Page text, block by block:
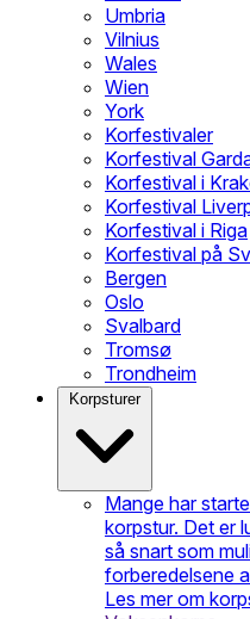
Umbria
Vilnius
Wales
Wien
York
Korfestivaler
Korfestival
Korfestival i
Korfestival
Korfestival i Riga
Korfestival på
Bergen
Oslo
Svalbard
Tromsø
Trondheim
Korpsturer
Mange har
korpstur. Det er
så snart som
forberedelsene
Les mer om